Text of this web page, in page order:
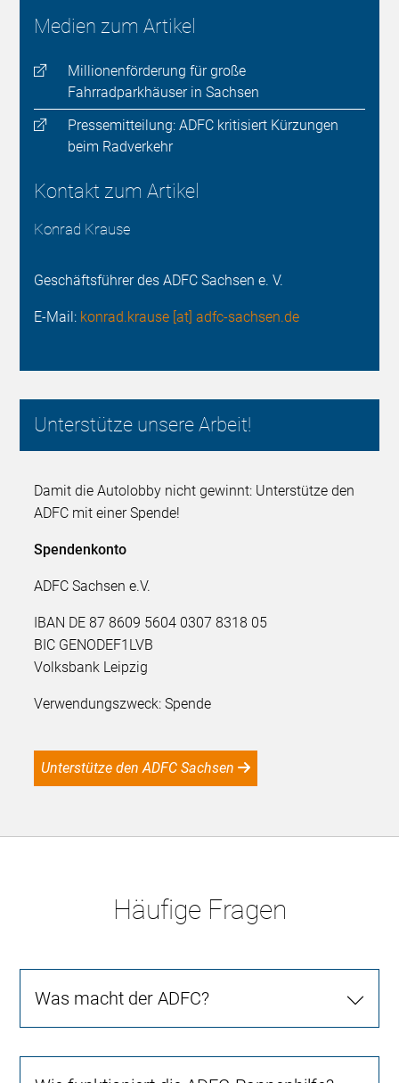
Medien zum Artikel
Millionenförderung für große
Fahrradparkhäuser in Sachsen
Pressemitteilung: ADFC kritisiert Kürzungen
beim Radverkehr
Kontakt zum Artikel
Konrad Krause
Geschäftsführer des ADFC Sachsen e. V.
E-Mail: konrad.krause [at] adfc-sachsen.de
Unterstütze unsere Arbeit!
Damit die Autolobby nicht gewinnt: Unterstütze den
ADFC mit einer Spende!
Spendenkonto
ADFC Sachsen e.V.
IBAN DE 87 8609 5604 0307 8318 05
BIC GENODEF1LVB
Volksbank Leipzig
Verwendungszweck: Spende
Unterstütze den ADFC Sachsen
Häufige Fragen
Was macht der ADFC?